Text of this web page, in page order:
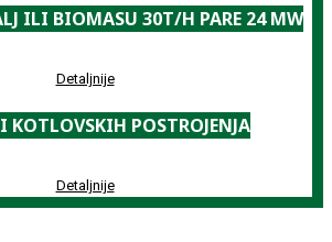
ILI BIOMASU 30T/H PARE 24 MW
Detaljnije
KOTLOVSKIH POSTROJENJA
Detaljnije